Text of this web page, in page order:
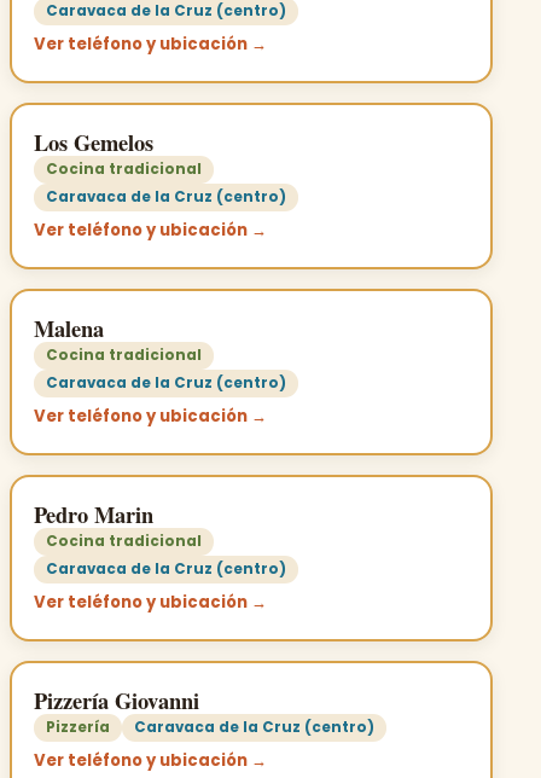
Caravaca de la Cruz (centro)
Ver teléfono y ubicación →
Los Gemelos
Cocina tradicional
Caravaca de la Cruz (centro)
Ver teléfono y ubicación →
Malena
Cocina tradicional
Caravaca de la Cruz (centro)
Ver teléfono y ubicación →
Pedro Marin
Cocina tradicional
Caravaca de la Cruz (centro)
Ver teléfono y ubicación →
Pizzería Giovanni
Pizzería Caravaca de la Cruz (centro)
Ver teléfono y ubicación →